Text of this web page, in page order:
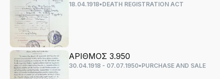
18.04.1918•DEATH REGISTRATION ACT
ΑΡΙΘΜΟΣ 3.950
30.04.1918 - 07.07.1950•PURCHASE AND SALE